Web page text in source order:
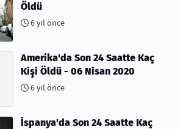
Öldü
6 yıl önce
Amerika'da Son 24 Saatte Kaç
Kişi Öldü - 06 Nisan 2020
6 yıl önce
İspanya'da Son 24 Saatte Kaç